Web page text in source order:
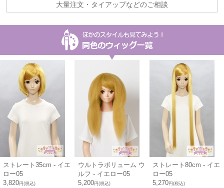
大量注文・タイアップなどのご相談
ストレート35cm - イエ
ロー05
3,820円(税込)
ウルトラボリューム ウ
ルフ - イエロー05
5,200円(税込)
ストレート80cm - イエ
ロー05
5,270円(税込)